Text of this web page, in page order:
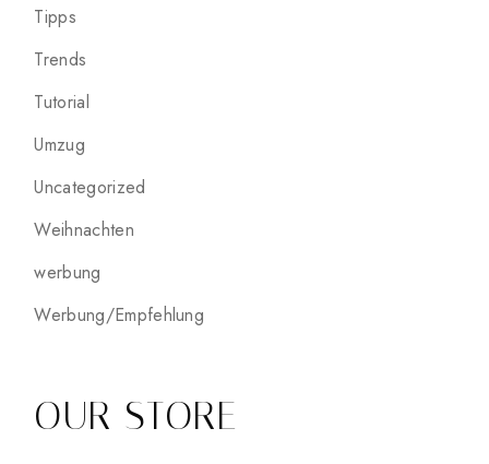
Tipps
Trends
Tutorial
Umzug
Uncategorized
Weihnachten
werbung
Werbung/Empfehlung
OUR STORE